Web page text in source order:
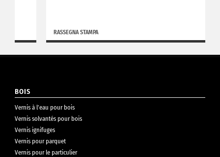
RASSEGNA STAMPA
BOIS
Vernis à l’eau pour bois
Vernis solvantés pour bois
Vernis ignifuges
Vernis pour parquet
Vernis pour le particulier